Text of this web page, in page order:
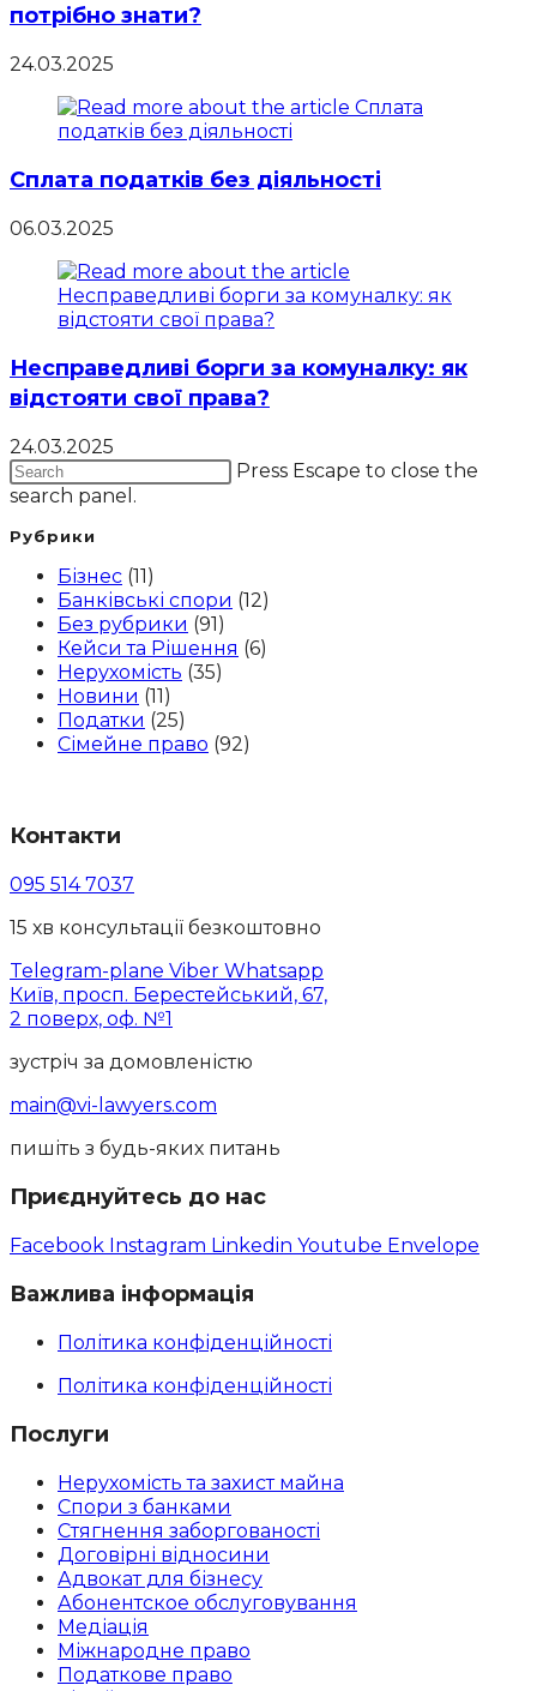
потрібно знати?
24.03.2025
Сплата податків без діяльності
06.03.2025
Несправедливі борги за комуналку: як
відстояти свої права?
24.03.2025
Press Escape to close the
search panel.
Рубрики
Бізнес (11)
Банківські спори (12)
Без рубрики (91)
Кейси та Рішення (6)
Нерухомість (35)
Новини (11)
Податки (25)
Сімейне право (92)
Контакти
095 514 7037
15 хв консультації безкоштовно
Telegram-plane Viber Whatsapp
Київ, просп. Берестейський, 67,
2 поверх, оф. №1
зустріч за домовленістю
main@vi-lawyers.com
пишіть з будь-яких питань
Приєднуйтесь до нас
Facebook Instagram Linkedin Youtube Envelope
Важлива інформація
Політика конфіденційності
Політика конфіденційності
Послуги
Нерухомість та захист майна
Спори з банками
Стягнення заборгованості
Договірні відносини
Адвокат для бізнесу
Абoнентское обслуговування
Медіація
Міжнародне право
Податкове право